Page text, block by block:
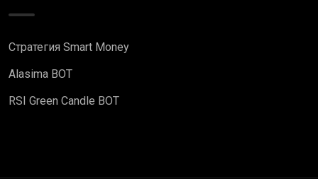
Стратегия Smart Money
Alasima BOT
RSI Green Candle BOT